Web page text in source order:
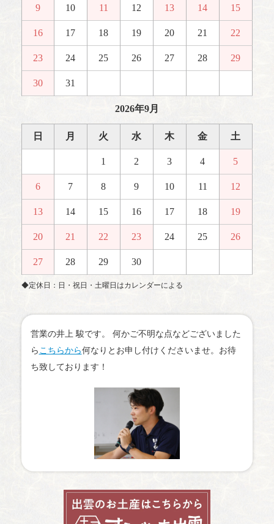
9 10 11 12 13 14 15
16 17 18 19 20 21 22
23 24 25 26 27 28 29
30 31
2026年9月
日 月 火 水 木 金 土
1 2 3 4 5
6 7 8 9 10 11 12
13 14 15 16 17 18 19
20 21 22 23 24 25 26
27 28 29 30
◆定休日：日・祝日・土曜日はカレンダーによる
営業の井上 駿です。 何かご不明な点などございました
ら こちらから何なりとお申し付けくださいませ。お待
ち致しております！